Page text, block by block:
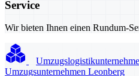
Service
Wir bieten Ihnen einen Rundum-
Umzugsunternehmen Leonberg